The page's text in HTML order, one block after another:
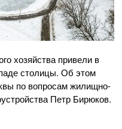
хозяйства привели в
столицы. Об этом
по вопросам жилищно-
Петр Бирюков.